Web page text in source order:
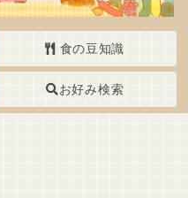
食の豆知識
お好み検索